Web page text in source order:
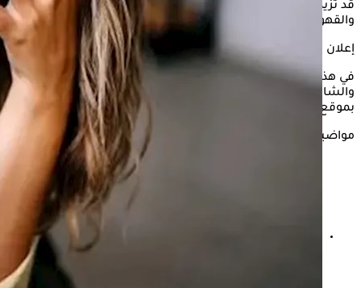
قد تزيد من أعراضه من الضروري تجنبها، فماذا عن الشاي
والقهوة؟
إعلان
في هذه السطور، يستعرض "الكونسلتو" هل يمكن أن يزيد القهوة
والشاي من أعراض متلازمة القولون العصبي؟- وذلك وفقًا لما جاء
بموقع only my health
مواضيع ذات صلة
أعراض القولون العصبي الخطيرة - هل يسبب دمًا في البراز؟